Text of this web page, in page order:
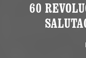
60